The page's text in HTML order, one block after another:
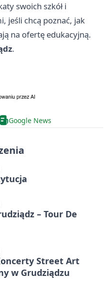
swoich szkół i
jeśli chcą poznać, jak
na ofertę edukacyjną.
.
Google News
– Tour De
Street Art
w Grudziądzu